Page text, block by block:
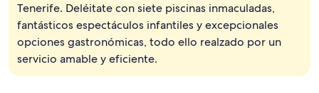
Fachada del alojamiento - Noche
Tenerife. Deléitate con siete piscinas inmaculadas,
fantásticos espectáculos infantiles y excepcionales
opciones gastronómicas, todo ello realzado por un
servicio amable y eficiente.